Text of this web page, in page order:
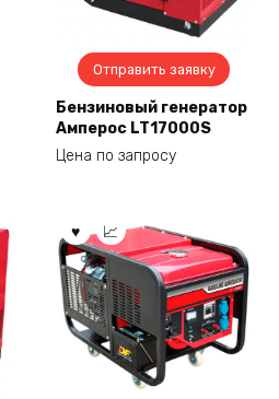
Отправить заявку
Бензиновый генератор
Амперос LT17000S
Цена по запросу